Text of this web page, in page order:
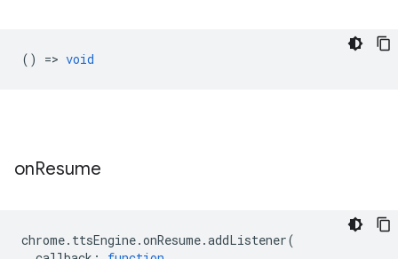
() => void
onResume
chrome. ttsEngine.onResume.addListener(